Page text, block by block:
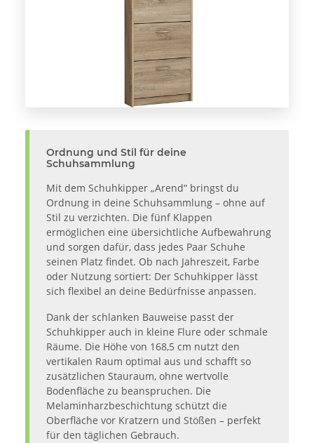
Ordnung und Stil für deine
Schuhsammlung
Mit dem Schuhkipper „Arend“ bringst du
Ordnung in deine Schuhsammlung – ohne auf
Stil zu verzichten. Die fünf Klappen
ermöglichen eine übersichtliche Aufbewahrung
und sorgen dafür, dass jedes Paar Schuhe
seinen Platz findet. Ob nach Jahreszeit, Farbe
oder Nutzung sortiert: Der Schuhkipper lässt
sich flexibel an deine Bedürfnisse anpassen.
Dank der schlanken Bauweise passt der
Schuhkipper auch in kleine Flure oder schmale
Räume. Die Höhe von 168,5 cm nutzt den
vertikalen Raum optimal aus und schafft so
zusätzlichen Stauraum, ohne wertvolle
Bodenfläche zu beanspruchen. Die
Melaminharzbeschichtung schützt die
Oberfläche vor Kratzern und Stößen – perfekt
für den täglichen Gebrauch.